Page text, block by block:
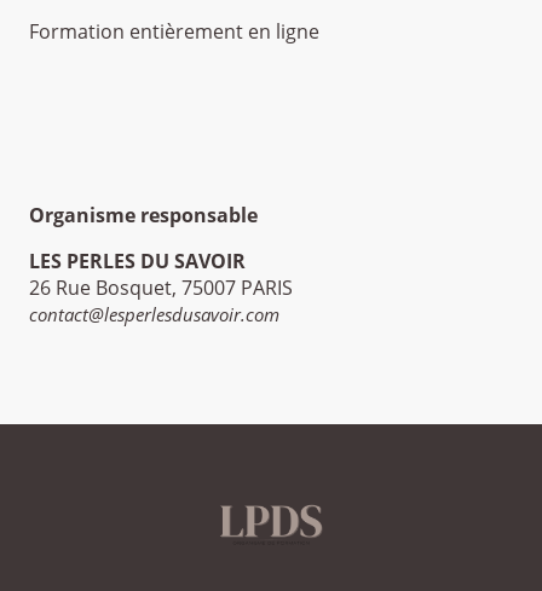
Formation entièrement en ligne
Organisme responsable
LES PERLES DU SAVOIR
26 Rue Bosquet, 75007 PARIS
contact@lesperlesdusavoir.com